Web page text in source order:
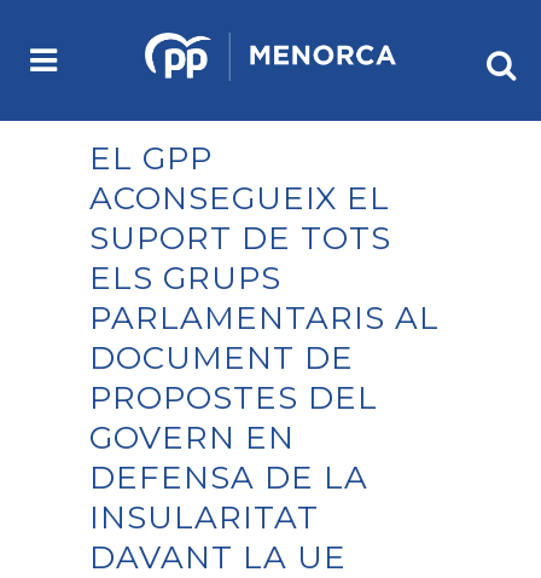
EL GPP
ACONSEGUEIX EL
SUPORT DE TOTS
ELS GRUPS
PARLAMENTARIS AL
DOCUMENT DE
PROPOSTES DEL
GOVERN EN
DEFENSA DE LA
INSULARITAT
DAVANT LA UE